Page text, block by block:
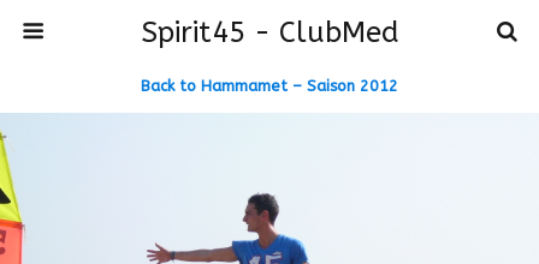
Spirit45 - ClubMed
Back to Hammamet – Saison 2012